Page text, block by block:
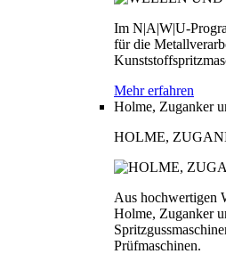
Im N|A|W|U-
für die
Mehr erfahren
Holme, Zuganker
HOLME,
Aus hochwertigen
Holme, Zuganker
Prüfmaschinen.